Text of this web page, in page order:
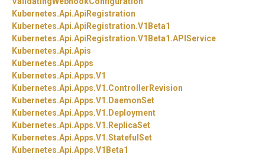
Kubernetes.Api.ApiRegistration
Kubernetes.Api.ApiRegistration.V1Beta1
Kubernetes.Api.ApiRegistration.V1Beta1.APIService
Kubernetes.Api.Apis
Kubernetes.Api.Apps
Kubernetes.Api.Apps.V1
Kubernetes.Api.Apps.V1.ControllerRevision
Kubernetes.Api.Apps.V1. DaemonSet
Kubernetes.Api.Apps.V1. Deployment
Kubernetes.Api.Apps.V1. ReplicaSet
Kubernetes.Api.Apps.V1.StatefulSet
Kubernetes.Api.Apps.V1Beta1